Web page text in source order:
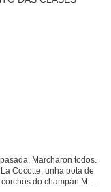
Marcharon todos.
Cocotte, unha pota de
do champán Moët